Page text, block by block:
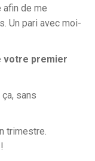
afin de me
Un pari avec moi-
votre premier
sans
trimestre.